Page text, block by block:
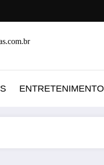
ENTRETENIMENTO